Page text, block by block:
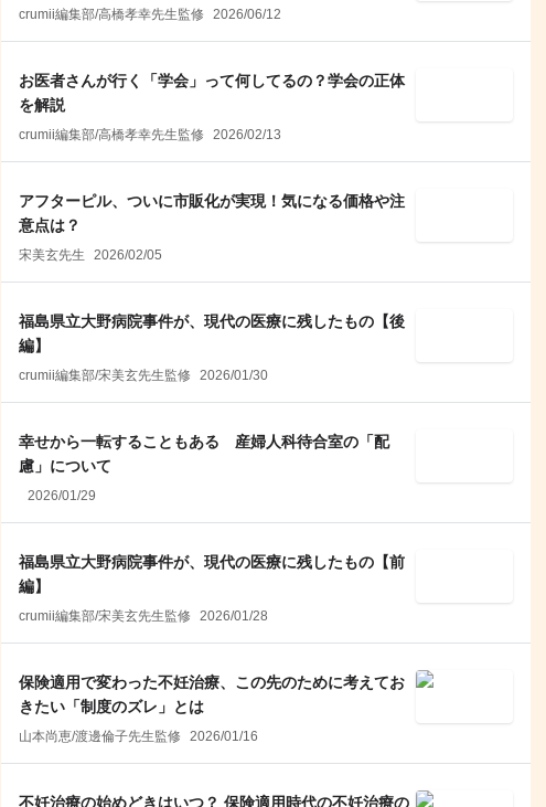
crumii編集部/高橋孝幸先生監修 2026/06/12
お医者さんが行く「学会」って何してるの？学会の正体
を解説
crumii編集部/高橋孝幸先生監修 2026/02/13
アフターピル、ついに市販化が実現！気になる価格や注
意点は？
宋美玄先生 2026/02/05
福島県立大野病院事件が、現代の医療に残したもの【後
編】
crumii編集部/宋美玄先生監修 2026/01/30
幸せから一転することもある 産婦人科待合室の「配
慮」について
2026/01/29
福島県立大野病院事件が、現代の医療に残したもの【前
編】
crumii編集部/宋美玄先生監修 2026/01/28
保険適用で変わった不妊治療、この先のために考えてお
きたい「制度のズレ」とは
山本尚恵/渡邊倫子先生監修 2026/01/16
不妊治療の始めどきはいつ？ 保険適用時代の不妊治療の